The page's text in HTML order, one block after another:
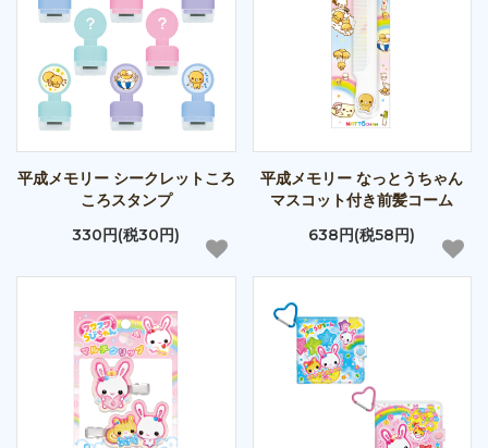
平成メモリー シークレットころ
ころスタンプ
330円(税30円)
平成メモリー なっとうちゃん
マスコット付き前髪コーム
638円(税58円)